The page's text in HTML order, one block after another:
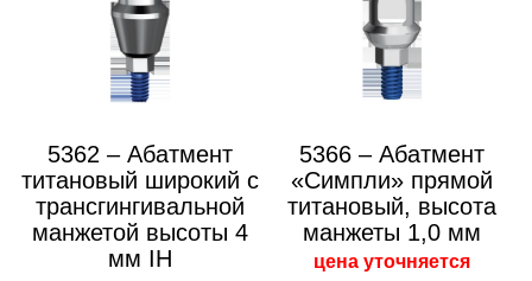
5362 – Абатмент
титановый широкий с
трансгингивальной
манжетой высоты 4
мм IH
5366 – Абатмент
«Симпли» прямой
титановый, высота
манжеты 1,0 мм
цена уточняется